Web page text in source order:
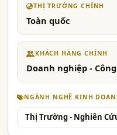
THỊ TRƯỜNG CHÍNH
Toàn quốc
KHÁCH HÀNG CHÍNH
Doanh nghiệp -
NGÀNH NGHỀ KINH
Thị Trường - Nghiên